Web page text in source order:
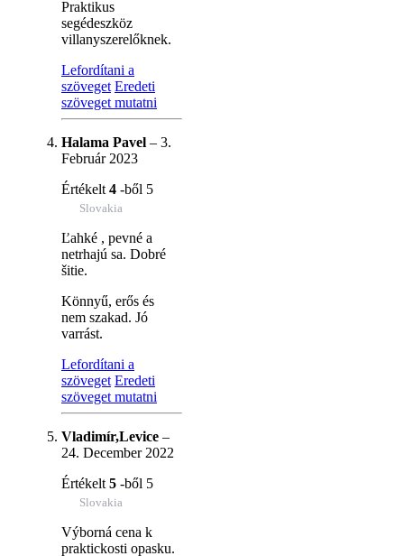
Praktikus
segédeszköz
villanyszerelőknek.
Lefordítani a
szöveget Eredeti
szöveget mutatni
Halama Pavel – 3.
Február 2023
Értékelt 4 -ből 5
Slovakia
Ľahké , pevné a
netrhajú sa. Dobré
šitie.
Könnyű, erős és
nem szakad. Jó
varrást.
Lefordítani a
szöveget Eredeti
szöveget mutatni
Vladimír,Levice –
24. December 2022
Értékelt 5 -ből 5
Slovakia
Výborná cena k
praktickosti opasku.